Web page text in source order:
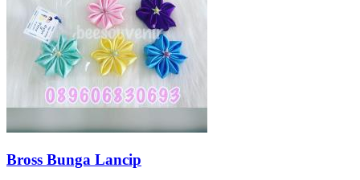
Bross Bunga Lancip